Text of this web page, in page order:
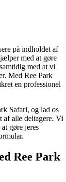
på indholdet af
med at gøre
med at vi
Med Ree Park
en professionel
Safari, og lad os
af alle deltagere. Vi
gøre jeres
Ree Park